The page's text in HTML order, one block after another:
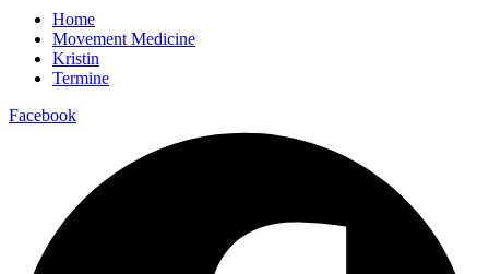
Home
Movement Medicine
Kristin
Termine
Facebook